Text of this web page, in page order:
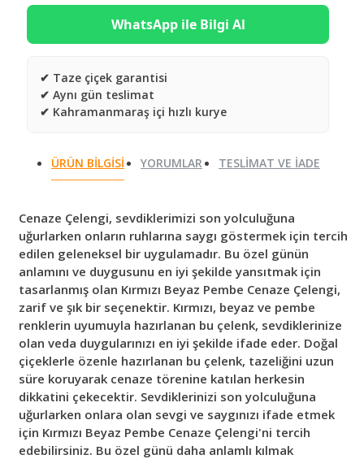
WhatsApp ile Bilgi Al
✔ Taze çiçek garantisi
✔ Aynı gün teslimat
✔ Kahramanmaraş içi hızlı kurye
ÜRÜN BILGISI YORUMLAR TESLIMAT VE İADE
Cenaze Çelengi, sevdiklerimizi son yolculuğuna
uğurlarken onların ruhlarına saygı göstermek için tercih
edilen geleneksel bir uygulamadır. Bu özel günün
anlamını ve duygusunu en iyi şekilde yansıtmak için
tasarlanmış olan Kırmızı Beyaz Pembe Cenaze Çelengi,
zarif ve şık bir seçenektir. Kırmızı, beyaz ve pembe
renklerin uyumuyla hazırlanan bu çelenk, sevdiklerinize
olan veda duygularınızı en iyi şekilde ifade eder. Doğal
çiçeklerle özenle hazırlanan bu çelenk, tazeliğini uzun
süre koruyarak cenaze törenine katılan herkesin
dikkatini çekecektir. Sevdiklerinizi son yolculuğuna
uğurlarken onlara olan sevgi ve saygınızı ifade etmek
için Kırmızı Beyaz Pembe Cenaze Çelengi'ni tercih
edebilirsiniz. Bu özel günü daha anlamlı kılmak